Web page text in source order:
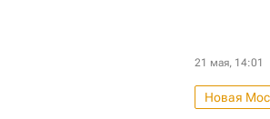
21 мая, 14:01
Новая